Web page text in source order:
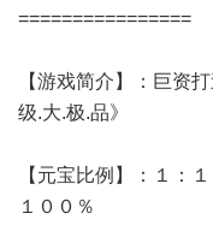
================
【游戏简介】：巨资
级.大.极.品》
【元宝比例】：１：
１００％